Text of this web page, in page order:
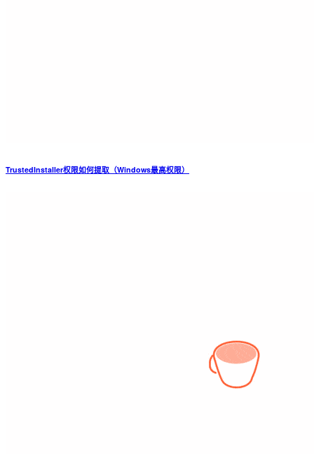
TrustedInstaller权限如何提取（Windows最高权限）